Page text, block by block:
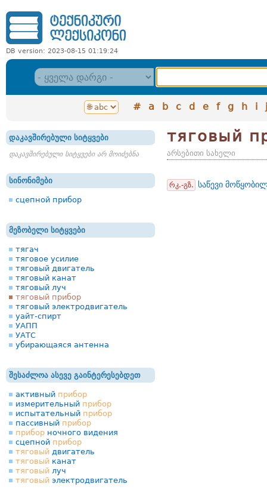
DB version: 2023-08-15 01:19:24
# a b c d e f g h i j
დაკავშირებული სიტყვები
დაკავშირებული სიტყვები არ მოიძებნა
სინონიმები
сцепной прибор
მეზობელი სიტყვები
тягач
тяговое усилие
тяговый двигатель
тяговый канат
тяговый луч
тяговый прибор
тяговый электродвигатель
уайт-спирт
УАПП
УАТС
убирающаяся антенна
შესაძლოა ასევე გაინტერესებდეთ
активный прибор
измерительный прибор
испытательный прибор
пассивный прибор
прибор ночного видения
сцепной прибор
тяговый двигатель
тяговый канат
тяговый луч
тяговый электродвигатель
тяговый
არსებითი სახელი
რკ.-გზ. საწევი